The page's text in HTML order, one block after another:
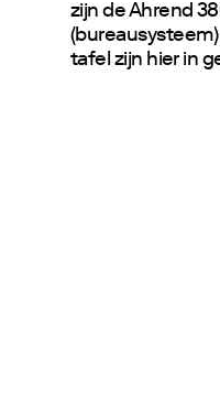
zijn de Ahrend
tafel zijn hier in